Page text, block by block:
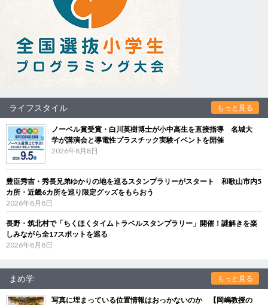
ライフスタイル もっと見る
ノーベル賞受賞・白川英樹博士が小中高生を直接指導 名城大
学が講演会と導電性プラスチック実験イベントを開催
2026年8月8日
豊臣秀吉・秀長兄弟ゆかりの地を巡るスタンプラリーがスタート 和歌山市内5
カ所・近畿6カ所を巡り限定グッズをもらおう
2026年8月8日
長野・筑北村で「ちくほくタイムトラベルスタンプラリー」開催！謎解きを楽
しみながら全17スポットを巡る
2026年8月8日
まめ学 もっと見る
写真に埋まっている位置情報はおっかないのか 【岡嶋教授の